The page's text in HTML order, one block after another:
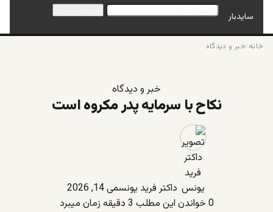
سایدبار
خانه /خبر و دیدگاه
خبر و دیدگاه
نکاح با سرمایه پدر مکروه است
داکتر فرید یونسمی 14, 2026
0 خواندن این مطلب 3 دقیقه زمان میبرد